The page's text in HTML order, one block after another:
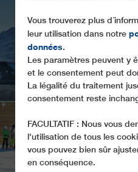
Nouveautés concernant
Vous trouverez plus
leur utilisation dans notre
données.
Les paramètres peuvent y
et le consentement peut
La légalité du traitement
consentement reste
FACULTATIF : Nous vous
l'utilisation de tous les
vous pouvez bien sûr
en conséquence.